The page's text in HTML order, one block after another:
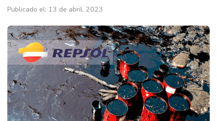
Publicado el: 13 de abril, 2023